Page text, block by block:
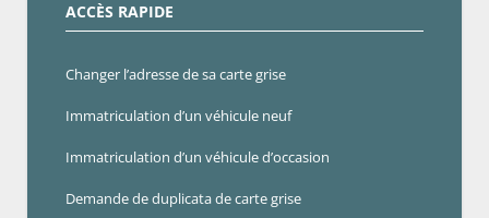
ACCÈS RAPIDE
Changer l’adresse de sa carte grise
Immatriculation d’un véhicule neuf
Immatriculation d’un véhicule d’occasion
Demande de duplicata de carte grise